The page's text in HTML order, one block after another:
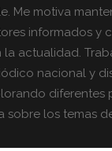
Me motiva
informados y
la actualidad.
nacional y
diferentes
sobre los temas